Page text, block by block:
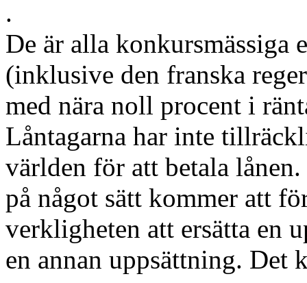
.
De är alla konkursmässiga
(inklusive den franska
med nära noll procent i
Låntagarna har inte
världen för att betala
på något sätt kommer att
verkligheten att ersätta en
en annan uppsättning. Det